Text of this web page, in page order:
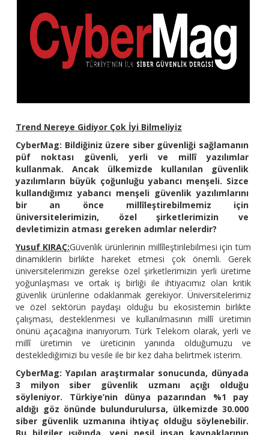
Trend Nereye Gidiyor Çok İyi Bilmeliyiz
CyberMag: Bildiğiniz üzere siber güvenliği sağlamanın
püf noktası güvenli, yerli ve millî yazılımlar
kullanmak. Ancak ülkemizde kullanılan güvenlik
yazılımların büyük çoğunluğu yabancı menşeli. Sizce
kullandığımız yabancı menşeli güvenlik yazılımlarını
bir an önce millîleştirebilmemiz için
üniversitelerimizin, özel şirketlerimizin ve
devletimizin atması gereken adımlar nelerdir?
Yusuf KIRAÇ:Güvenlik ürünlerinin millîleştirilebilmesi için tüm
dinamiklerin birlikte hareket etmesi çok önemli. Gerek
üniversitelerimizin gerekse özel şirketlerimizin yerli üretime
yoğunlaşması ve ortak iş birliği ile ihtiyacımız olan kritik
güvenlik ürünlerine odaklanmak gerekiyor. Üniversitelerimiz
ve özel sektörün paydaşı olduğu bu ekosistemin birlikte
çalışması, desteklenmesi ve kullanılmasının millî üretimin
önünü açacağına inanıyorum. Türk Telekom olarak, yerli ve
millî üretimin ve üreticinin yanında olduğumuzu ve
desteklediğimizi bu vesile ile bir kez daha belirtmek isterim.
CyberMag: Yapılan araştırmalar sonucunda, dünyada
3 milyon siber güvenlik uzmanı açığı olduğu
söyleniyor. Türkiye’nin dünya pazarından %1 pay
aldığı göz önünde bulundurulursa, ülkemizde 30.000
siber güvenlik uzmanına ihtiyaç olduğu söylenebilir.